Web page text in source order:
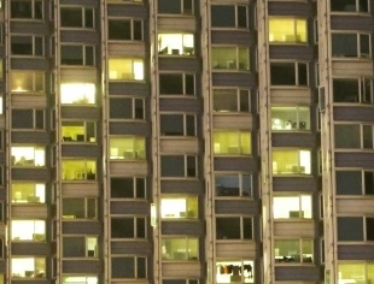
OPERATOR INDIPENDENTE DAL 2004